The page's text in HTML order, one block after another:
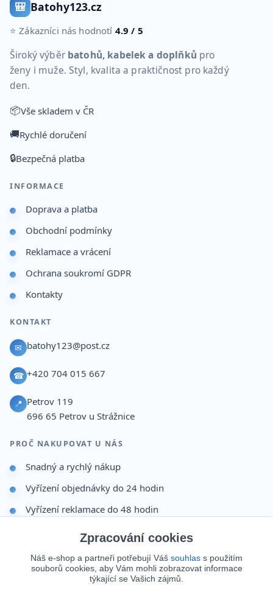
🎒 Batohy123.cz
⭐ Zákazníci nás hodnotí 4.9 / 5
Široký výběr batohů, kabelek a doplňků pro
ženy i muže. Styl, kvalita a praktičnost pro každý
den.
📦Vše skladem v ČR
🚚Rychlé doručení
🔒Bezpečná platba
INFORMACE
Doprava a platba
Obchodní podmínky
Reklamace a vrácení
Ochrana soukromí GDPR
Kontakty
KONTAKT
✉ batohy123@post.cz
☎ +420 704 015 667
📍 Petrov 119
696 65 Petrov u Strážnice
PROČ NAKUPOVAT U NÁS
Snadný a rychlý nákup
Vyřízení objednávky do 24 hodin
Vyřízení reklamace do 48 hodin
Dárek po dokončení objednávky
Odesíláme i na Slovensko
Doprava 65 Kč nad 499 Kč
Zpracování cookies
Náš e-shop a partneři potřebují Váš souhlas s použitím
souborů cookies, aby Vám mohli zobrazovat informace
týkající se Vašich zájmů.